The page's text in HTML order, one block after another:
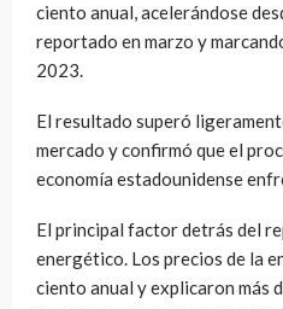
ciento anual, acelerándose
reportado en marzo y
2023.
El resultado superó
mercado y confirmó que el
economía estadounidense
El principal factor detrás del
energético. Los precios de la
ciento anual y explicaron más